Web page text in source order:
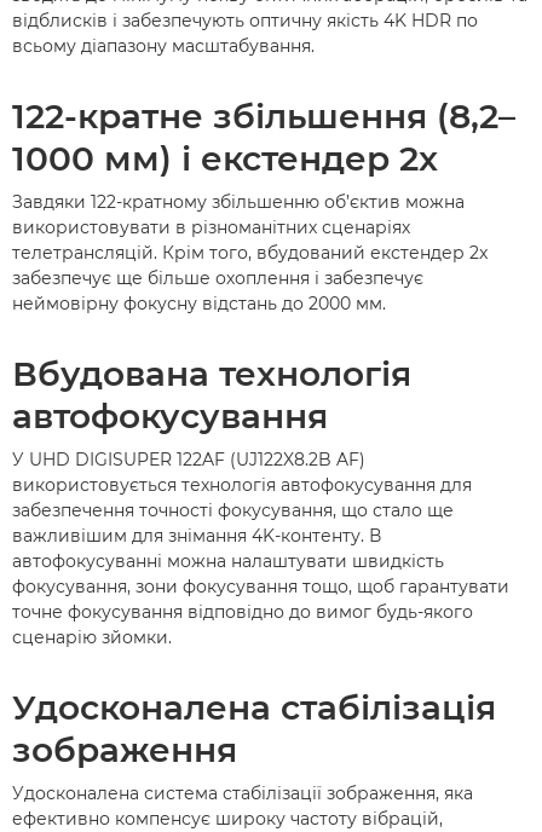
відблисків і забезпечують оптичну якість 4K HDR по
всьому діапазону масштабування.
122-кратне збільшення (8,2–
1000 мм) і екстендер 2x
Завдяки 122-кратному збільшенню об’єктив можна
використовувати в різноманітних сценаріях
телетрансляцій. Крім того, вбудований екстендер 2x
забезпечує ще більше охоплення і забезпечує
неймовірну фокусну відстань до 2000 мм.
Вбудована технологія
автофокусування
У UHD DIGISUPER 122AF (UJ122X8.2B AF)
використовується технологія автофокусування для
забезпечення точності фокусування, що стало ще
важливішим для знімання 4K-контенту. В
автофокусуванні можна налаштувати швидкість
фокусування, зони фокусування тощо, щоб гарантувати
точне фокусування відповідно до вимог будь-якого
сценарію зйомки.
Удосконалена стабілізація
зображення
Удосконалена система стабілізації зображення, яка
ефективно компенсує широку частоту вібрацій,